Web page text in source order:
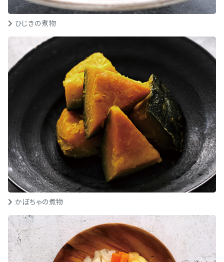
ひじきの煮物
かぼちゃの煮物